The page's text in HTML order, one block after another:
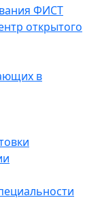
ФИСТ
открытого
в